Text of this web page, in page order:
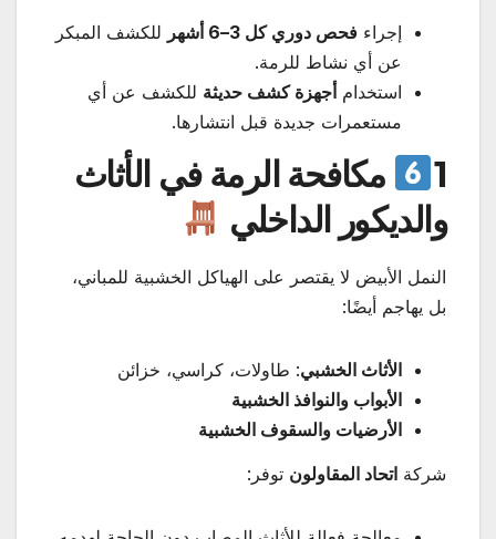
إجراء فحص دوري كل 3–6 أشهر
للكشف المبكر
عن أي نشاط للرمة.
استخدام أجهزة كشف حديثة للكشف عن أي
مستعمرات جديدة قبل انتشارها.
1
مكافحة الرمة في الأثاث
والديكور الداخلي
النمل الأبيض لا يقتصر على الهياكل الخشبية للمباني،
بل يهاجم أيضًا:
الأثاث الخشبي: طاولات، كراسي، خزائن
الأبواب والنوافذ الخشبية
الأرضيات والسقوف الخشبية
شركة اتحاد المقاولون توفر: